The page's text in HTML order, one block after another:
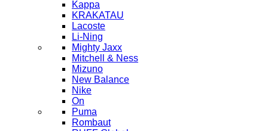
Kappa
KRAKATAU
Lacoste
Li-Ning
Mighty Jaxx
Mitchell & Ness
Mizuno
New Balance
Nike
On
Puma
Rombaut